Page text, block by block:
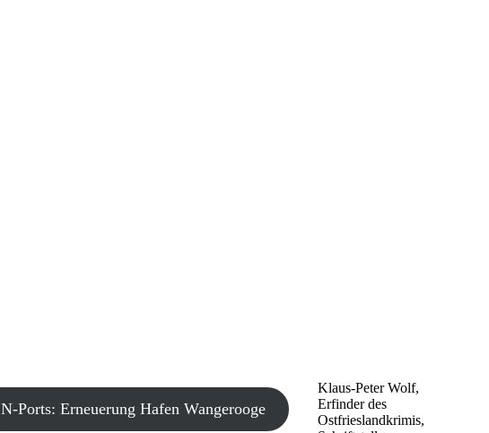
Klaus-Peter Wolf,
Erfinder des
Ostfrieslandkrimis,
N-Ports: Erneuerung Hafen Wangerooge